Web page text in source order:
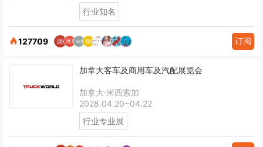
行业知名
127709 订阅
加拿大客车及商用车及汽配展览会
加拿大·米西索加
2028.04.20~04.22
行业专业展